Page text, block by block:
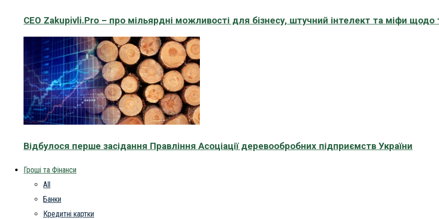
CEO Zakupivli.Pro – про мільярдні можливості для бізнесу, штучний інтелект та міфи щодо
Відбулося перше засідання Правління Асоціації деревообробних підприємств України
Гроші та Фінанси
All
Банки
Кредитні картки